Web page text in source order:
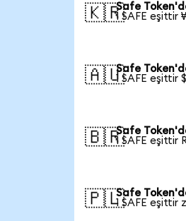
🇰🇷Safe
1 SAFE eşittir
🇦🇺Safe
1 SAFE eşittir
🇧🇷Safe
1 SAFE eşittir
🇵🇱Safe
1 SAFE eşittir